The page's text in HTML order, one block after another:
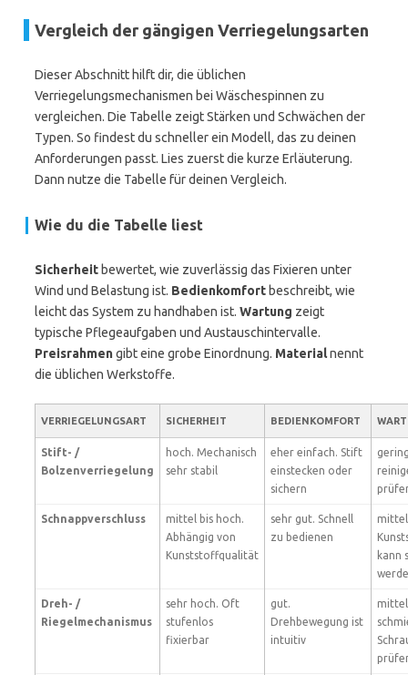
Vergleich der gängigen Verriegelungsarten
Dieser Abschnitt hilft dir, die üblichen
Verriegelungsmechanismen bei Wäschespinnen zu
vergleichen. Die Tabelle zeigt Stärken und Schwächen der
Typen. So findest du schneller ein Modell, das zu deinen
Anforderungen passt. Lies zuerst die kurze Erläuterung.
Dann nutze die Tabelle für deinen Vergleich.
Wie du die Tabelle liest
Sicherheit bewertet, wie zuverlässig das Fixieren unter
Wind und Belastung ist. Bedienkomfort beschreibt, wie
leicht das System zu handhaben ist. Wartung zeigt
typische Pflegeaufgaben und Austauschintervalle.
Preisrahmengibt eine grobe Einordnung. Materialnennt
die üblichen Werkstoffe.
VERRIEGELUNGSART SICHERHEIT BEDIENKOMFORT
Stift- /
Bolzenverriegelung
hoch. Mechanisch
sehr stabil
eher einfach. Stift
einstecken oder
sichern
Schnappverschluss
mittel bis hoch.
Abhängig von
Kunststoffqualität
sehr gut. Schnell
zu bedienen
kann
Dreh- /
Riegelmechanismus
sehr hoch. Oft
stufenlos
fixierbar
gut.
Drehbewegung ist
intuitiv